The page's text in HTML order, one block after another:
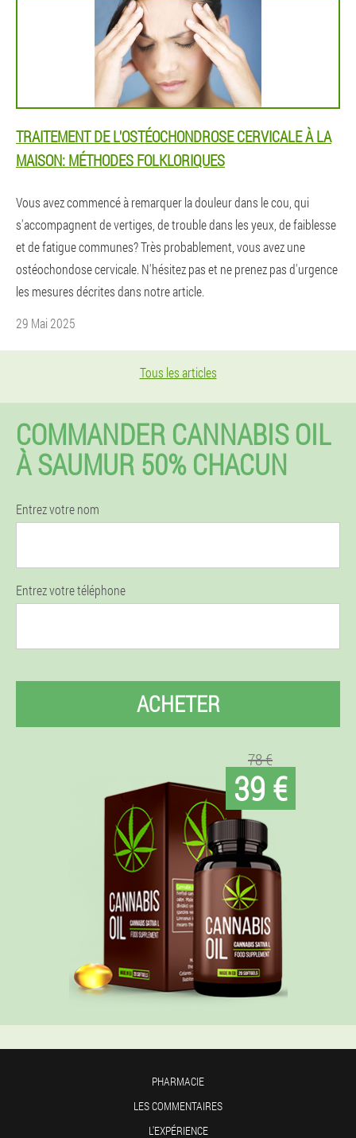
TRAITEMENT DE L'OSTÉOCHONDROSE CERVICALE À LA
MAISON: MÉTHODES FOLKLORIQUES
Vous avez commencé à remarquer la douleur dans le cou, qui
s'accompagnent de vertiges, de trouble dans les yeux, de faiblesse
et de fatigue communes? Très probablement, vous avez une
ostéochondose cervicale. N'hésitez pas et ne prenez pas d'urgence
les mesures décrites dans notre article.
29 Mai 2025
Tous les articles
COMMANDER CANNABIS OIL
À SAUMUR 50% CHACUN
Entrez votre nom
Entrez votre téléphone
ACHETER
78 €
39 €
PHARMACIE
LES COMMENTAIRES
L'EXPÉRIENCE